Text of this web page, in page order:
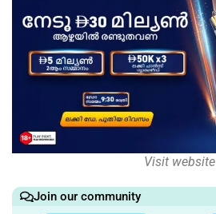
Visit website
Join our community